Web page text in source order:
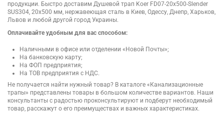
продукции. Быстро доставим Душевой трап Koer FD07-20x500-Slender
SUS304, 20x500 мм, нержавеющая сталь в Киев, Одессу, Днепр, Харьков,
Львов и любой другой город Украины.
Оплачивайте удобным для вас способом:
Наличными в офисе или отделении «Новой Почты»;
На банковскую карту;
На ФОП предприятия;
На ТОВ предприятия с НДС.
Не получается найти нужный товар? В каталоге «Канализационные
трапы» представлены товары в большом количестве вариантов. Наши
консультанты с радостью проконсультируют и подберут необходимый
товар, расскажут о его преимуществах и важных характеристиках.